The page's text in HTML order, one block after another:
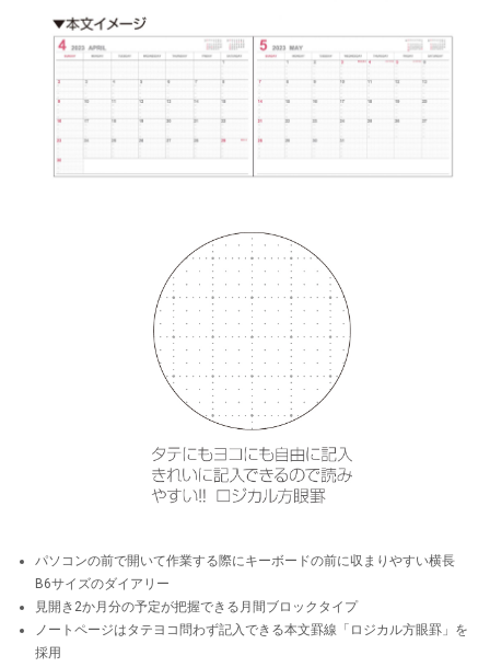
パソコンの前で開いて作業する際にキーボードの前に収まりやすい横長
B6サイズのダイアリー
見開き2か月分の予定が把握できる月間ブロックタイプ
ノートページはタテヨコ問わず記入できる本文罫線「ロジカル方眼罫」を
採用